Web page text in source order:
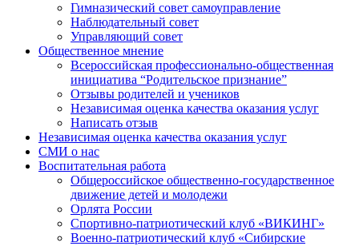
Гимназический совет самоуправление
Наблюдательный совет
Управляющий совет
Общественное мнение
Всероссийская профессионально-общественная
инициатива “Родительское признание”
Отзывы родителей и учеников
Независимая оценка качества оказания услуг
Написать отзыв
Независимая оценка качества оказания услуг
СМИ о нас
Воспитательная работа
Общероссийское общественно-государственное
движение детей и молодежи
Орлята России
Спортивно-патриотический клуб «ВИКИНГ»
Военно-патриотический клуб «Сибирские